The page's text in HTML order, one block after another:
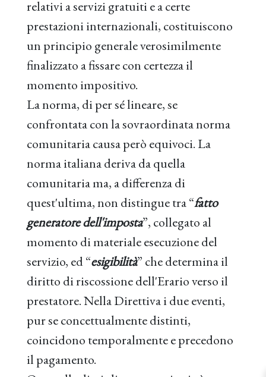
relativi a servizi gratuiti e a certe
prestazioni internazionali, costituiscono
un principio generale verosimilmente
finalizzato a fissare con certezza il
momento impositivo.
La norma, di per sé lineare, se
confrontata con la sovraordinata norma
comunitaria causa però equivoci. La
norma italiana deriva da quella
comunitaria ma, a differenza di
quest'ultima, non distingue tra “fatto
generatore dell'imposta”, collegato al
momento di materiale esecuzione del
servizio, ed “esigibilità” che determina il
diritto di riscossione dell'Erario verso il
prestatore. Nella Direttiva i due eventi,
pur se concettualmente distinti,
coincidono temporalmente e precedono
il pagamento.